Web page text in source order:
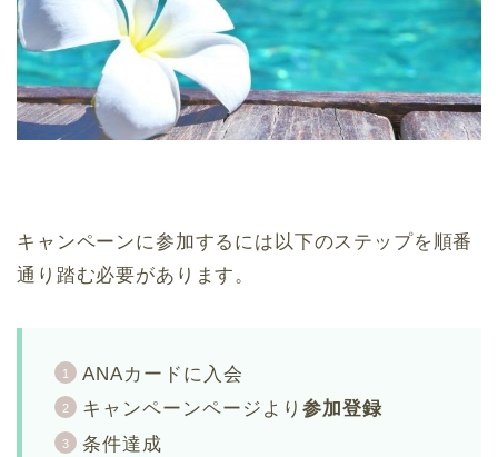
キャンペーンに参加するには以下のステップを順番
通り踏む必要があります。
ANAカードに入会
キャンペーンページより 参加登録
条件達成